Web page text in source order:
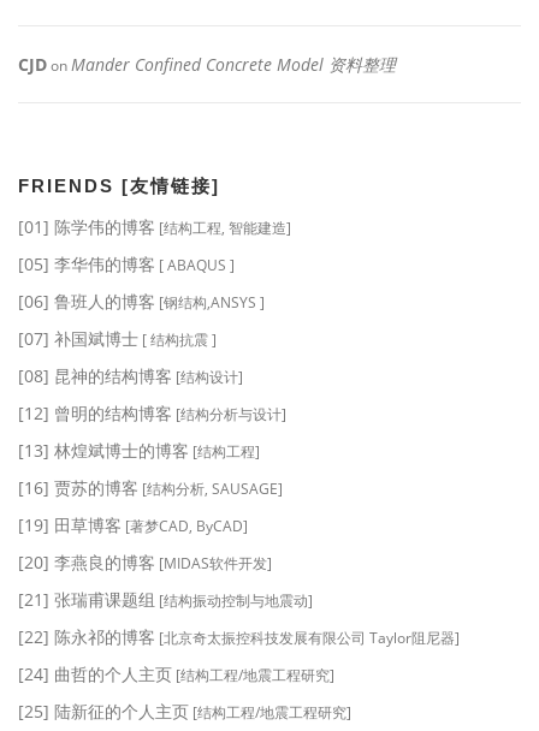
CJDon Mander Confined Concrete Model 资料整理
FRIENDS [友情链接]
[01] 陈学伟的博客 [结构工程, 智能建造]
[05] 李华伟的博客 [ ABAQUS ]
[06] 鲁班人的博客 [钢结构,ANSYS ]
[07] 补国斌博士 [ 结构抗震 ]
[08] 昆神的结构博客 [结构设计]
[12] 曾明的结构博客 [结构分析与设计]
[13] 林煌斌博士的博客 [结构工程]
[16] 贾苏的博客 [结构分析, SAUSAGE]
[19] 田草博客 [著梦CAD, ByCAD]
[20] 李燕良的博客 [MIDAS软件开发]
[21] 张瑞甫课题组 [结构振动控制与地震动]
[22] 陈永祁的博客 [北京奇太振控科技发展有限公司 Taylor阻尼器]
[24] 曲哲的个人主页 [结构工程/地震工程研究]
[25] 陆新征的个人主页 [结构工程/地震工程研究]